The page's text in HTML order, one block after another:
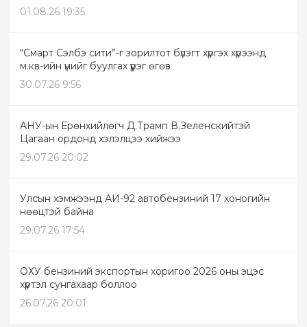
01.08.26 19:35
“Смарт Сэлбэ сити”-г зорилтот бүлэгт хүргэх хүрээнд
м.кв-ийн үнийг буулгах үүрэг өгөв
30.07.26 9:56
АНУ-ын Ерөнхийлөгч Д.Трамп В.Зеленскийтэй
Цагаан ордонд хэлэлцээ хийжээ
29.07.26 20:02
Улсын хэмжээнд АИ-92 автобензиний 17 хоногийн
нөөцтэй байна
29.07.26 17:54
ОХУ бензиний экспортын хоригоо 2026 оны эцэс
хүртэл сунгахаар боллоо
26.07.26 20:01